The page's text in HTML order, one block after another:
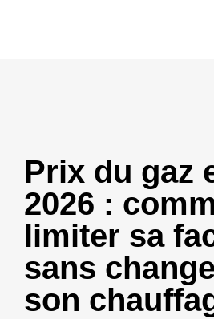
Prix du gaz
2026 :
limiter sa
sans
son